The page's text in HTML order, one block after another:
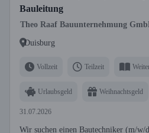
Bauleitung
Theo Raaf Bauunternehmung
Duisburg
Vollzeit Teilzeit
Urlaubsgeld Weihnachtsgeld
31.07.2026
Wir suchen einen Bautechniker (m/w/